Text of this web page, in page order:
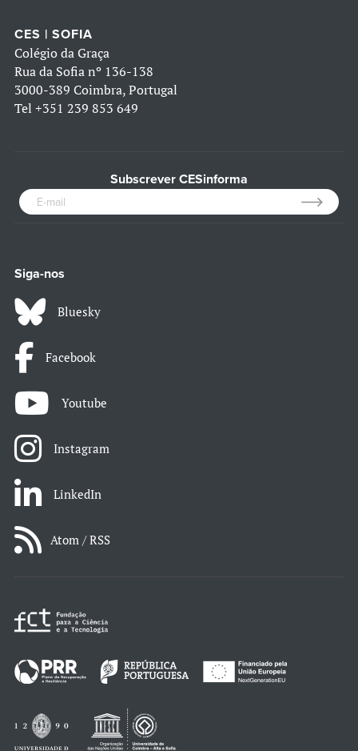
CES | SOFIA
Colégio da Graça
Rua da Sofia nº 136-138
3000-389 Coimbra, Portugal
Tel +351 239 853 649
Subscrever CESinforma
Siga-nos
Bluesky
Facebook
Youtube
Instagram
LinkedIn
Atom / RSS